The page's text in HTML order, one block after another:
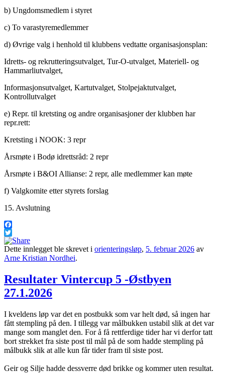
b) Ungdomsmedlem i styret
c) To varastyremedlemmer
d) Øvrige valg i henhold til klubbens vedtatte organisasjonsplan:
Idretts- og rekrutteringsutvalget, Tur-O-utvalget, Materiell- og
Hammarliutvalget,
Informasjonsutvalget, Kartutvalget, Stolpejaktutvalget,
Kontrollutvalget
e) Repr. til kretsting og andre organisasjoner der klubben har
repr.rett:
Kretsting i NOOK: 3 repr
Årsmøte i Bodø idrettsråd: 2 repr
Årsmøte i B&OI Allianse: 2 repr, alle medlemmer kan møte
f) Valgkomite etter styrets forslag
15. Avslutning
Facebook
Twitter
Dette innlegget ble skrevet i orienteringsløp, 5. februar 2026 av
Arne Kristian Nordhei.
Resultater Vintercup 5 -Østbyen
27.1.2026
I kveldens løp var det en postbukk som var helt død, så ingen har
fått stempling på den. I tillegg var målbukken ustabil slik at det var
mange som manglet den. For å få rettferdige tider har vi derfor tatt
bort strekket fra siste post til mål på de som hadde stempling på
målbukk slik at alle kun får tider fram til siste post.
Geir og Silje hadde dessverre død brikke og kommer uten resultat.